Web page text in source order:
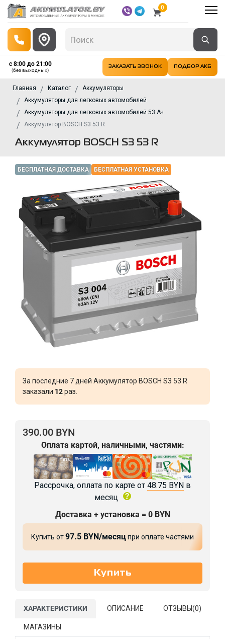
0
с 8:00 до 21:00
(без выходных)
ЗАКАЗАТЬ ЗВОНОК ПОДБОР АКБ
Главная Каталог
Аккумуляторы
Аккумуляторы для легковых автомобилей
Аккумуляторы для легковых автомобилей 53 Ач
Аккумулятор BOSCH S3 53 R
Аккумулятор BOSCH S3 53 R
БЕСПЛАТНАЯ ДОСТАВКА БЕСПЛАТНАЯ УСТАНОВКА
За последние 7 дней Аккумулятор BOSCH S3 53 R
заказали 12раз.
390.00 BYN
Оплата картой, наличными, частями:
Рассрочка, оплата по карте от 48.75 BYN в
месяц
Доставка + установка = 0 BYN
Купить от97.5 BYN/месяцпри оплате частями
ХАРАКТЕРИСТИКИ ОПИСАНИЕ ОТЗЫВЫ(0)
МАГАЗИНЫ